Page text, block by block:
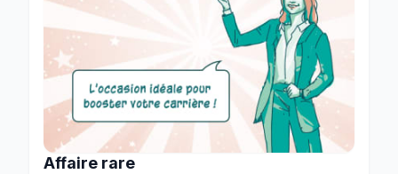
Affaire rare